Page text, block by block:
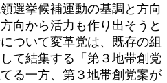
選挙候補運動の基調と方向
向から活力も作り出そうと
ついて変革党は、既存の組
て結集する「第３地帯創党
る一方、第３地帯創党案が